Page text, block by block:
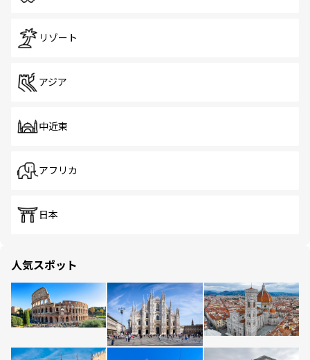
リゾート
アジア
中近東
アフリカ
日本
人気スポット